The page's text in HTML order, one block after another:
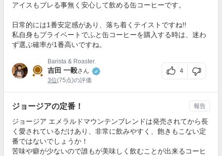
アイスもブレる事無く安心して飲める缶コーヒーです。
日常的には1番安定感があり、落ち着くテイストですね!!
私自身もプライベートでふと缶コーヒーを購入する時は、迷わ
ず選ぶ確率が1番高いですね。
Barista & Roaster.
吉田 一毅さん
3位(75点)の評価
4
ジョージアの定番！
ジョージア エメラルドマウンテンブレンドは発売されてから長
く愛されているだけあり、非常に飲みやすく、飽きもこない定
番ではないでしょうか！
苦味や癖が少ないので誰もが美味しく飲むことが出来るコーヒ
報告